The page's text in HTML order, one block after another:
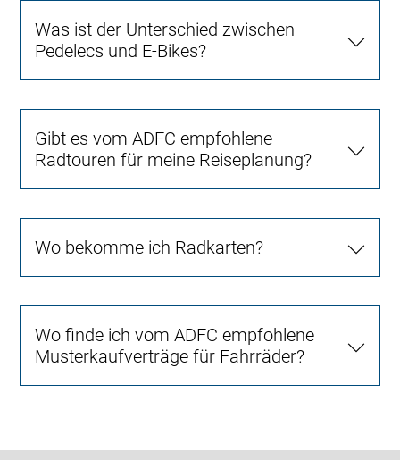
Was ist der Unterschied zwischen
Pedelecs und E-Bikes?
Gibt es vom ADFC empfohlene
Radtouren für meine Reiseplanung?
Wo bekomme ich Radkarten?
Wo finde ich vom ADFC empfohlene
Musterkaufverträge für Fahrräder?